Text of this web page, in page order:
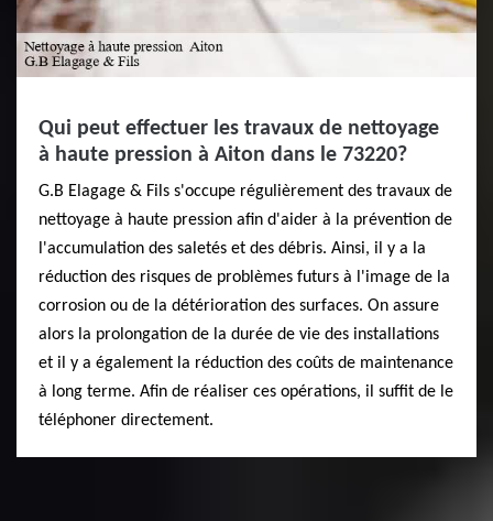
Qui peut effectuer les travaux de nettoyage
à haute pression à Aiton dans le 73220?
G.B Elagage & Fils s'occupe régulièrement des travaux de
nettoyage à haute pression afin d'aider à la prévention de
l'accumulation des saletés et des débris. Ainsi, il y a la
réduction des risques de problèmes futurs à l'image de la
corrosion ou de la détérioration des surfaces. On assure
alors la prolongation de la durée de vie des installations
et il y a également la réduction des coûts de maintenance
à long terme. Afin de réaliser ces opérations, il suffit de le
téléphoner directement.